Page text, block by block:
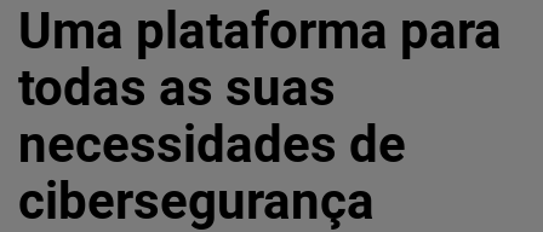
Uma plataforma para
todas as suas
necessidades de
cibersegurança